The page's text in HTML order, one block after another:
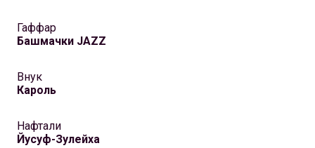
Гаффар
Башмачки JAZZ
Внук
Кароль
Нафтали
Йусуф-Зулейха